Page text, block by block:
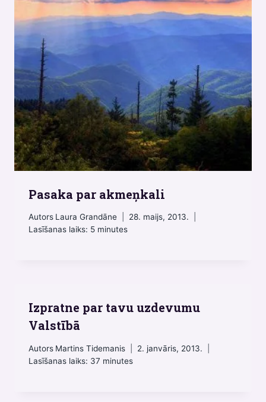
Pasaka par akmeņkali
Autors Laura Grandāne
28. maijs, 2013.
Lasīšanas laiks: 5 minutes
Izpratne par tavu uzdevumu
Valstībā
Autors Martins Tidemanis
2. janvāris, 2013.
Lasīšanas laiks: 37 minutes